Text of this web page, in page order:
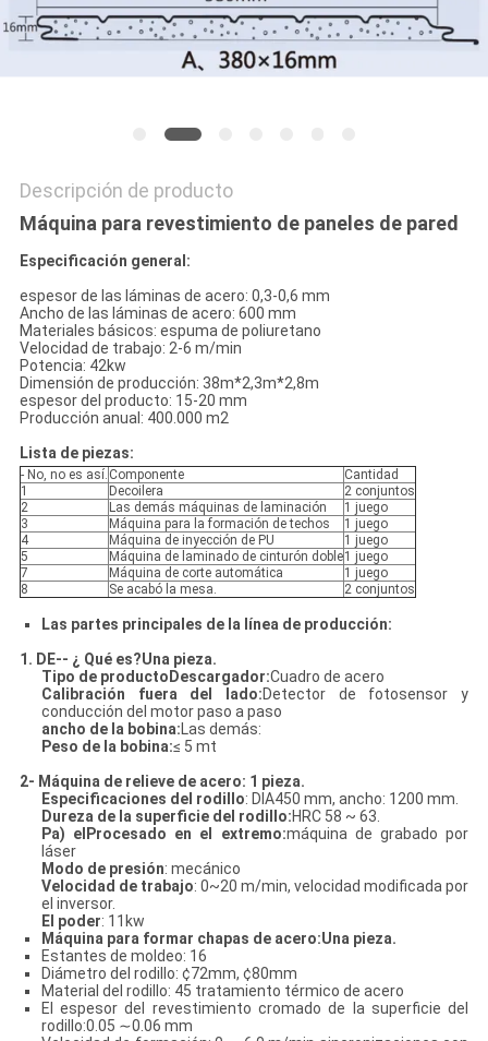
PRIVACY
POLICY
Descripción de producto
Máquina para revestimiento de paneles de pared
Especificación general:
espesor de las láminas de acero: 0,3-0,6 mm
Ancho de las láminas de acero: 600 mm
Materiales básicos: espuma de poliuretano
Velocidad de trabajo: 2-6 m/min
Potencia: 42kw
Dimensión de producción: 38m*2,3m*2,8m
espesor del producto: 15-20 mm
Producción anual: 400.000 m2
Lista de piezas:
- No, no es así. Componente
Cantidad
1
Decoilera
2 conjuntos
2
Las demás máquinas de laminación
1 juego
3
Máquina para la formación de techos
1 juego
4
Máquina de inyección de PU
1 juego
5
Máquina de laminado de cinturón doble1 juego
7
Máquina de corte automática
1 juego
8
Se acabó la mesa. 2 conjuntos
Las partes principales de la línea de producción:
1. DE-- ¿ Qué es?Una pieza.
Tipo de producto Descargador:Cuadro de acero
Calibración fuera del lado:Detector de fotosensor y
conducción del motor paso a paso
ancho de la bobina:Las demás:
Peso de la bobina:≤ 5 mt
2- Máquina de relieve de acero: 1 pieza.
Especificaciones del rodillo: DIA450 mm, ancho: 1200 mm.
Dureza de la superficie del rodillo:HRC 58 ~ 63.
Pa) el Procesado en el extremo:máquina de grabado por
láser
Modo de presión: mecánico
Velocidad de trabajo: 0~20 m/min, velocidad modificada por
el inversor.
El poder: 11kw
Máquina para formar chapas de acero:Una pieza.
Estantes de moldeo: 16
Diámetro del rodillo: ¢72mm, ¢80mm
Material del rodillo: 45 tratamiento térmico de acero
El espesor del revestimiento cromado de la superficie del
rodillo:0.05 ∼0.06 mm